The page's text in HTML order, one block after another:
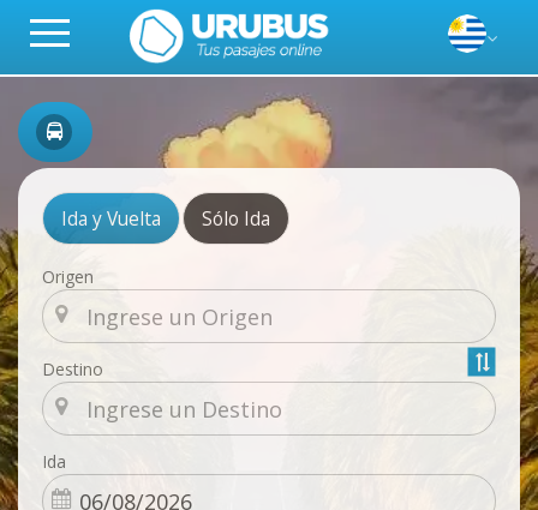
Ida y Vuelta Sólo Ida
Origen
Destino
Ida